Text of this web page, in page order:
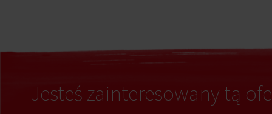
Jesteś zainteresowany tą